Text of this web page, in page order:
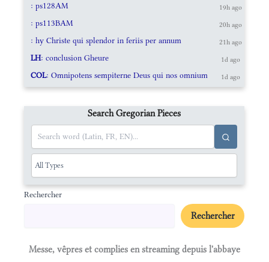
: ps128AM 19h ago
: ps113BAM 20h ago
: hy Christe qui splendor in feriis per annum 21h ago
LH: conclusion Gheure 1d ago
COL: Omnipotens sempiterne Deus qui nos omnium 1d ago
Search Gregorian Pieces
Rechercher
Rechercher
Messe, vêpres et complies en streaming depuis l'abbaye